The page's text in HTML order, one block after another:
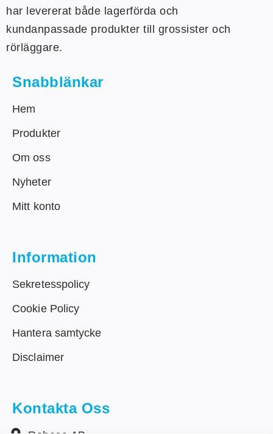
har levererat både lagerförda och
kundanpassade produkter till grossister och
rörläggare.
Snabblänkar
Hem
Produkter
Om oss
Nyheter
Mitt konto
Information
Sekretesspolicy
Cookie Policy
Hantera samtycke
Disclaimer
Kontakta Oss